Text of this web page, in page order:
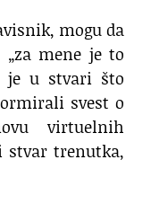
mogu da
mene je to
je u stvari što
svest o
virtuelnih
stvar trenutka,